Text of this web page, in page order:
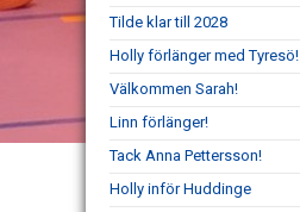
Tilde klar till 2028
Holly förlänger med Tyresö!
Välkommen Sarah!
Linn förlänger!
Tack Anna Pettersson!
Holly inför Huddinge